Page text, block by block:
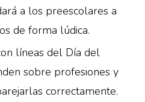
a los preescolares a
de forma lúdica.
líneas del Día del
sobre profesiones y
correctamente.